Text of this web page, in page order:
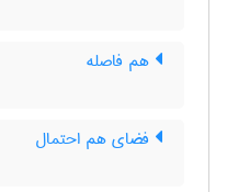
هم فاصله
فضای هم احتمال